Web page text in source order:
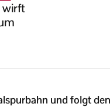
wirft
und folgt